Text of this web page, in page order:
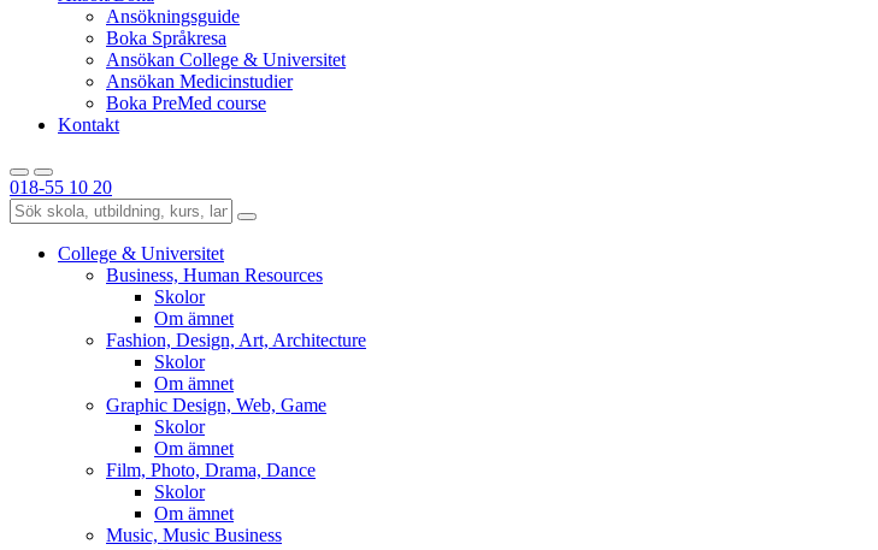
Ansökningsguide
Boka Språkresa
Ansökan College & Universitet
Ansökan Medicinstudier
Boka PreMed course
Kontakt
018-55 10 20
College & Universitet
Business, Human Resources
Skolor
Om ämnet
Fashion, Design, Art, Architecture
Skolor
Om ämnet
Graphic Design, Web, Game
Skolor
Om ämnet
Film, Photo, Drama, Dance
Skolor
Om ämnet
Music, Music Business